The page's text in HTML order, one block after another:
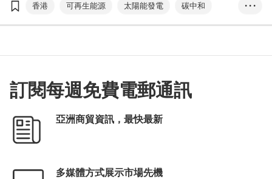
香港 可再生能源 太陽能發電
碳中和
國際環保博覽
香港國際秋季燈飾展
• • •
訂閱每週免費電郵通訊
亞洲商貿資訊，最快最新
多媒體方式展示市場先機